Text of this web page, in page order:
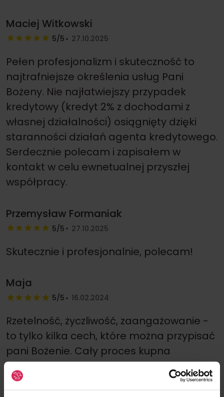
Maciej Witkowski
5/5 27.10.2025
Pełen profesjonalizm i skuteczność to
najtrafniejsze określenia usług Pani
Bożeny. Nie najłatwiejszy przypadek
kredytowy (kredyt 2% z dochodami z
własnej działalności) osiągnięty dzięki
staranności działań agenta kredytowego.
Serdecznie polecam i zapisałem w
kontakt w celu ewnetualnej przyszłej
współpracy.
Przemysław Formaniak
5/5 27.10.2025
Skutecznie i profesjonalnie, polecam!
Maja
5/5 16.02.2024
Rzetelność, życzliwość, zaangażowanie -
to tylko kilka cech, które można przypisać
pani Bożenie. Cały proces kupna
mieszkania od poszukiwań aż do decyzji
banku był szybki i sprawny, polecam!